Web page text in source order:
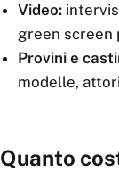
Video:
green screen
Provini e
modelle,
Quanto